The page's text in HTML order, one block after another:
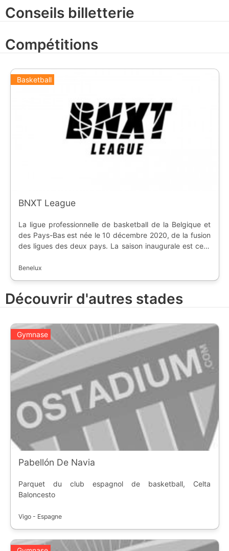
Conseils billetterie
Compétitions
Basketball
BNXT League
La ligue professionnelle de basketball de la Belgique et
des Pays-Bas est née le 10 décembre 2020, de la fusion
des ligues des deux pays. La saison inaugurale est celle
Benelux
Découvrir d'autres stades
Gymnase
Pabellón De Navia
Parquet du club espagnol de basketball, Celta
Baloncesto
Vigo - Espagne